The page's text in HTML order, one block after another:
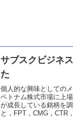
サブスクビジネ
た
個人的な興味としての
ベトナム株式市場に上
が成長している銘柄を
と，FPT，CMG，CTR